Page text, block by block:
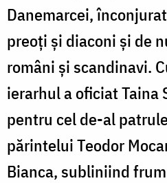
Danemarcei,
preoți și diaconi și de
români și scandinavi.
ierarhul a oficiat Taina
pentru cel de-al
părintelui Teodor
Bianca, subliniind